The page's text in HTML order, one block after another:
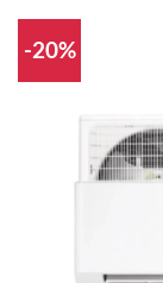
-20%